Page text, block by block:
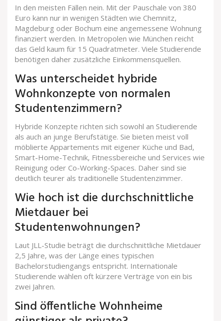
In den meisten Fällen nein. Mit der Pauschale von 380
Euro kann nur in wenigen Städten wie Chemnitz,
Magdeburg oder Bochum eine angemessene Wohnung
finanziert werden. In Metropolen wie München reicht
das Geld kaum für 15 Quadratmeter. Viele Studierende
benötigen daher zusätzliche Einkommensquellen.
Was unterscheidet hybride
Wohnkonzepte von normalen
Studentenzimmern?
Hybride Konzepte richten sich sowohl an Studierende
als auch an junge Berufstätige. Sie bieten meist voll
möblierte Appartements mit eigener Küche und Bad,
Smart-Home-Technik, Fitnessbereiche und Services wie
Reinigung oder Co-Working-Spaces. Daher sind sie
deutlich teurer als traditionelle Studentenzimmer.
Wie hoch ist die durchschnittliche
Mietdauer bei
Studentenwohnungen?
Laut JLL-Studie beträgt die durchschnittliche Mietdauer
2,5 Jahre, was der Länge eines typischen
Bachelorstudiengangs entspricht. Internationale
Studierende wählen oft kürzere Verträge von ein bis
zwei Jahren.
Sind öffentliche Wohnheime